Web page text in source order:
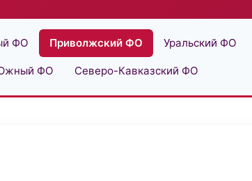
ФО Приволжский ФО Уральский ФО
ФО Северо-Кавказский ФО